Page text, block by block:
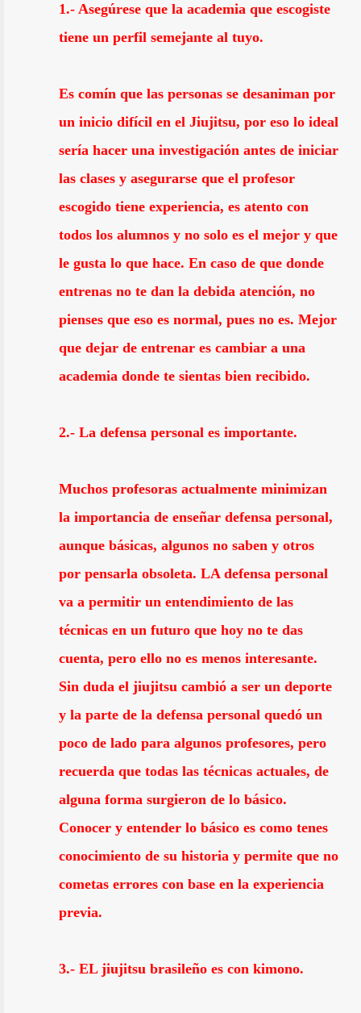
1.- Asegúrese que la academia que escogiste
tiene un perfil semejante al tuyo.
Es comín que las personas se desaniman por
un inicio difícil en el Jiujitsu, por eso lo ideal
sería hacer una investigación antes de iniciar
las clases y asegurarse que el profesor
escogido tiene experiencia, es atento con
todos los alumnos y no solo es el mejor y que
le gusta lo que hace. En caso de que donde
entrenas no te dan la debida atención, no
pienses que eso es normal, pues no es. Mejor
que dejar de entrenar es cambiar a una
academia donde te sientas bien recibido.
2.- La defensa personal es importante.
Muchos profesoras actualmente minimizan
la importancia de enseñar defensa personal,
aunque básicas, algunos no saben y otros
por pensarla obsoleta. LA defensa personal
va a permitir un entendimiento de las
técnicas en un futuro que hoy no te das
cuenta, pero ello no es menos interesante.
Sin duda el jiujitsu cambió a ser un deporte
y la parte de la defensa personal quedó un
poco de lado para algunos profesores, pero
recuerda que todas las técnicas actuales, de
alguna forma surgieron de lo básico.
Conocer y entender lo básico es como tenes
conocimiento de su historia y permite que no
cometas errores con base en la experiencia
previa.
3.- EL jiujitsu brasileño es con kimono.